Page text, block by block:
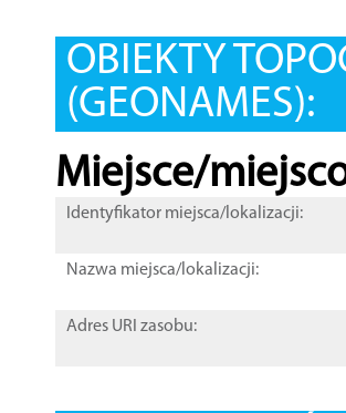
OBIEKTY
(GEONAMES):
Miejsce/
Identyfikator miejsca/lokalizacji:
Nazwa miejsca/lokalizacji:
Adres URI zasobu: